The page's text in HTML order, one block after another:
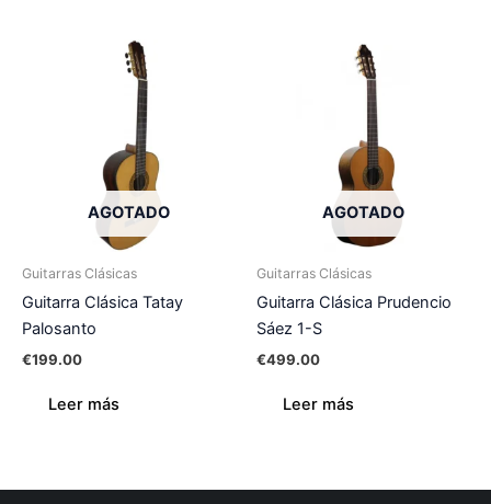
AGOTADO
Guitarras Clásicas
Guitarra Clásica Tatay
Palosanto
€199.00
Leer más
AGOTADO
Guitarras Clásicas
Guitarra Clásica Prudencio
Sáez 1-S
€499.00
Leer más